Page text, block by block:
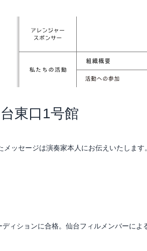
東口1号館
ッセージは演奏家本人にお伝えいたします。
ィションに合格。仙台フィルメンバーによ